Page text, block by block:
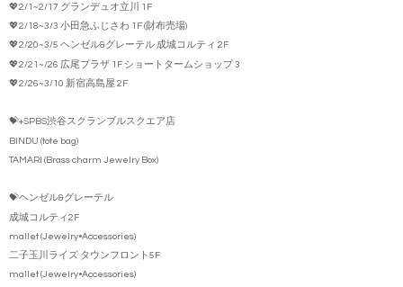
💖2/1~2/17 グランデュオ立川 1F
💖2/18~3/3 小田急ふじさわ 1F (財布売場)
💖2/20~3/5 ヘンゼル&グレーテル 成城コルティ 2F
💖2/21~/26 広尾プラザ 1F ショートタームショップ 3
💖2/26~3/10 新宿高島屋 2F
💝+SPBS渋谷スクランブルスクエア店
BINDU (tote bag)
TAMARI (Brass charm Jewelry Box)
💝ヘンゼル&グレーテル
成城コルティ2F
mallet (Jewelry•Accessories)
二子玉川ライズ タウンフロント5F
mallet (Jewelry•Accessories)